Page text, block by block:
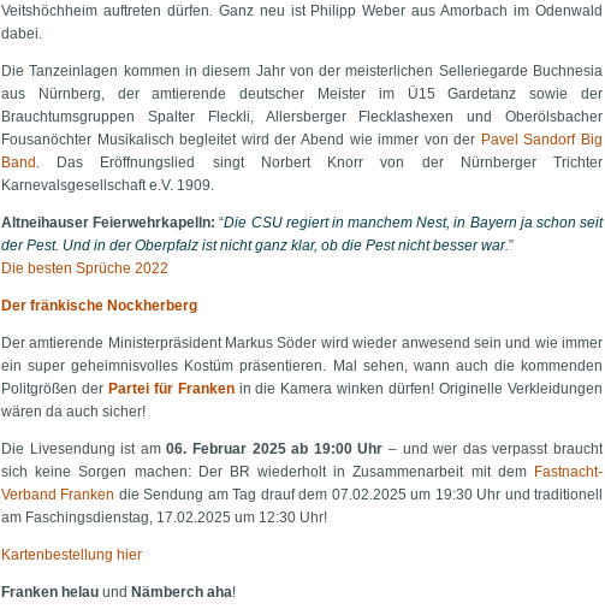
Veitshöchheim auftreten dürfen. Ganz neu ist Philipp Weber aus Amorbach im Odenwald
dabei.
Die Tanzeinlagen kommen in diesem Jahr von der meisterlichen Selleriegarde Buchnesia
aus Nürnberg, der amtierende deutscher Meister im Ü15 Gardetanz sowie der
Brauchtumsgruppen Spalter Fleckli, Allersberger Flecklashexen und Oberölsbacher
Fousanöchter Musikalisch begleitet wird der Abend wie immer von der Pavel Sandorf Big
Band . Das Eröffnungslied singt Norbert Knorr von der Nürnberger Trichter
Karnevalsgesellschaft e.V. 1909.
Altneihauser Feierwehrkapelln: “Die CSU regiert in manchem Nest, in Bayern ja schon seit
der Pest. Und in der Oberpfalz ist nicht ganz klar, ob die Pest nicht besser war.”
Die besten Sprüche 2022
Der fränkische Nockherberg
Der amtierende Ministerpräsident Markus Söder wird wieder anwesend sein und wie immer
ein super geheimnisvolles Kostüm präsentieren. Mal sehen, wann auch die kommenden
Politgrößen der Partei für Frankenin die Kamera winken dürfen! Originelle Verkleidungen
wären da auch sicher!
Die Livesendung ist am06. Februar 2025 ab 19:00 Uhr – und wer das verpasst braucht
sich keine Sorgen machen: Der BR wiederholt in Zusammenarbeit mit dem Fastnacht-
Verband Franken die Sendung am Tag drauf dem 07.02.2025 um 19:30 Uhr und traditionell
am Faschingsdienstag, 17.02.2025 um 12:30 Uhr!
Kartenbestellung hier
Franken helau und Nämberch aha!